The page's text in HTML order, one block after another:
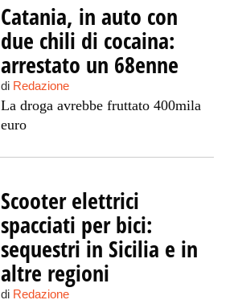
Catania, in auto con
due chili di cocaina:
arrestato un 68enne
di Redazione
La droga avrebbe fruttato 400mila
euro
Scooter elettrici
spacciati per bici:
sequestri in Sicilia e in
altre regioni
di Redazione